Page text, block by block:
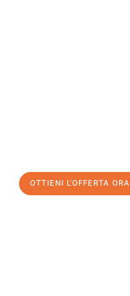
OTTIENI L'OFFERTA ORA